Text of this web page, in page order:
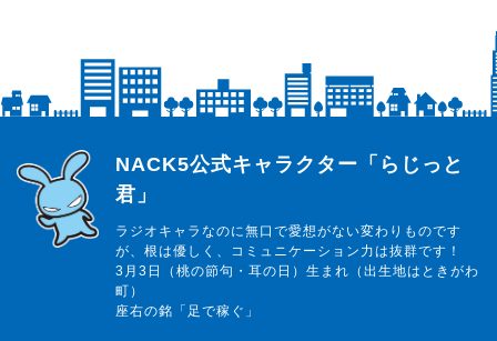
らじっと君
NACK5公式キャラクター「らじっと
君」
ラジオキャラなのに無口で愛想がない変わりものです
が、根は優しく、コミュニケーション力は抜群です！
3月3日（桃の節句・耳の日）生まれ（出生地はときがわ
町）
座右の銘「足で稼ぐ」